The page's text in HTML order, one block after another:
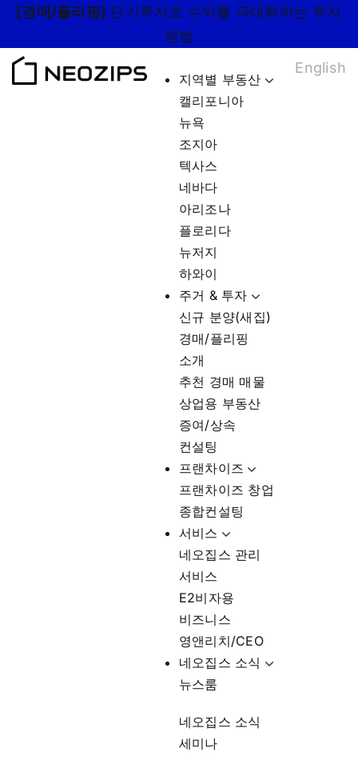
Skip
content
[경매/플리핑] 단기투자로 수익률 극대화하는 투자
방법
지역별 부동산
캘리포니아
뉴욕
조지아
텍사스
네바다
아리조나
플로리다
뉴저지
하와이
주거 & 투자
신규 분양(새집)
경매/플리핑
소개
추천 경매 매물
상업용 부동산
증여/상속
컨설팅
프랜차이즈
프랜차이즈 창업
종합컨설팅
서비스
네오집스 관리
서비스
E2비자용
비즈니스
영앤리치/CEO
네오집스 소식
뉴스룸
네오집스 소식
세미나
English